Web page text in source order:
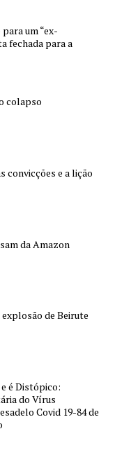
um “ex-
fechada para a
colapso
convicções e a lição
da Amazon
explosão de Beirute
e é Distópico:
do Vírus
Covid 19-84 de